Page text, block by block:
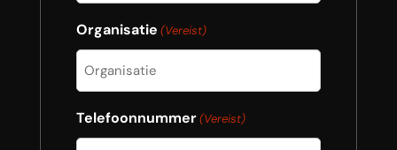
Organisatie (Vereist)
Telefoonnummer(Vereist)